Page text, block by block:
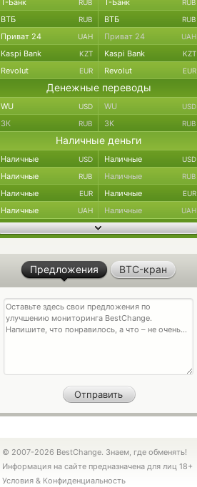
Т-Банк RUB Т-Банк RUB
ВТБ RUB ВТБ RUB
Приват 24 UAH Приват 24 UAH
Kaspi Bank KZT Kaspi Bank KZT
Revolut EUR Revolut EUR
Денежные переводы
WU USD WU USD
ЗК RUB ЗК RUB
Наличные деньги
Наличные USD Наличные USD
Наличные RUB Наличные RUB
Наличные EUR Наличные EUR
Наличные UAH Наличные UAH
Предложения BTC-кран
© 2007-2026 BestChange. Знаем, где обменять!
Информация на сайте предназначена для лиц 18+
Условия & Конфиденциальность